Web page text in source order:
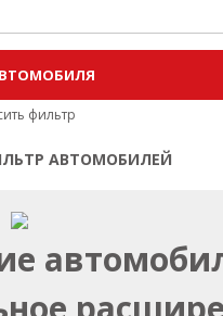
фильтр
АВТОМОБИЛЕЙ
| Закрыть фильтр